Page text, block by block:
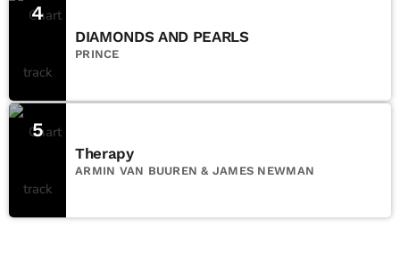
4
DIAMONDS AND PEARLS
PRINCE
5
Therapy
ARMIN VAN BUUREN & JAMES NEWMAN